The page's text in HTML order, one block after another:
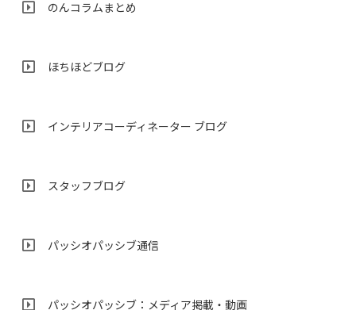
のんコラムまとめ
ほちほどブログ
インテリアコーディネーター ブログ
スタッフブログ
パッシオパッシブ通信
パッシオパッシブ：メディア掲載・動画